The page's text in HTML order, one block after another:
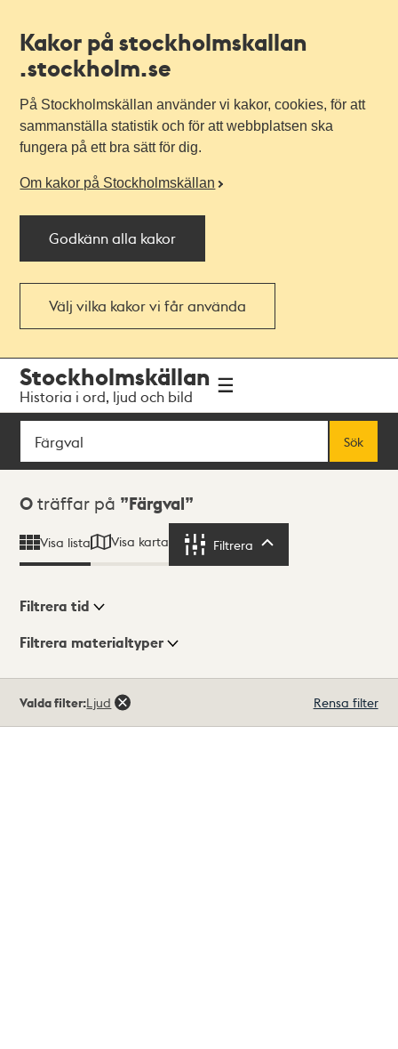
Kakor på stockholmskallan
.stockholm.se
På Stockholmskällan använder vi kakor, cookies, för att
sammanställa statistik och för att webbplatsen ska
fungera på ett bra sätt för dig.
Om kakor på Stockholmskällan
Godkänn alla kakor
Välj vilka kakor vi får använda
navigationen
huvudinnehållet
Stockholmskällan
Historia i ord, ljud och bild
Sök
Sök
Sökresultat
0 träffar på Färgval
Visa lista Visa karta Filtrera
Visningsläge
Filtrera tid
Filtrera materialtyper
träffar
Valda filter:Ljud Rensa filter